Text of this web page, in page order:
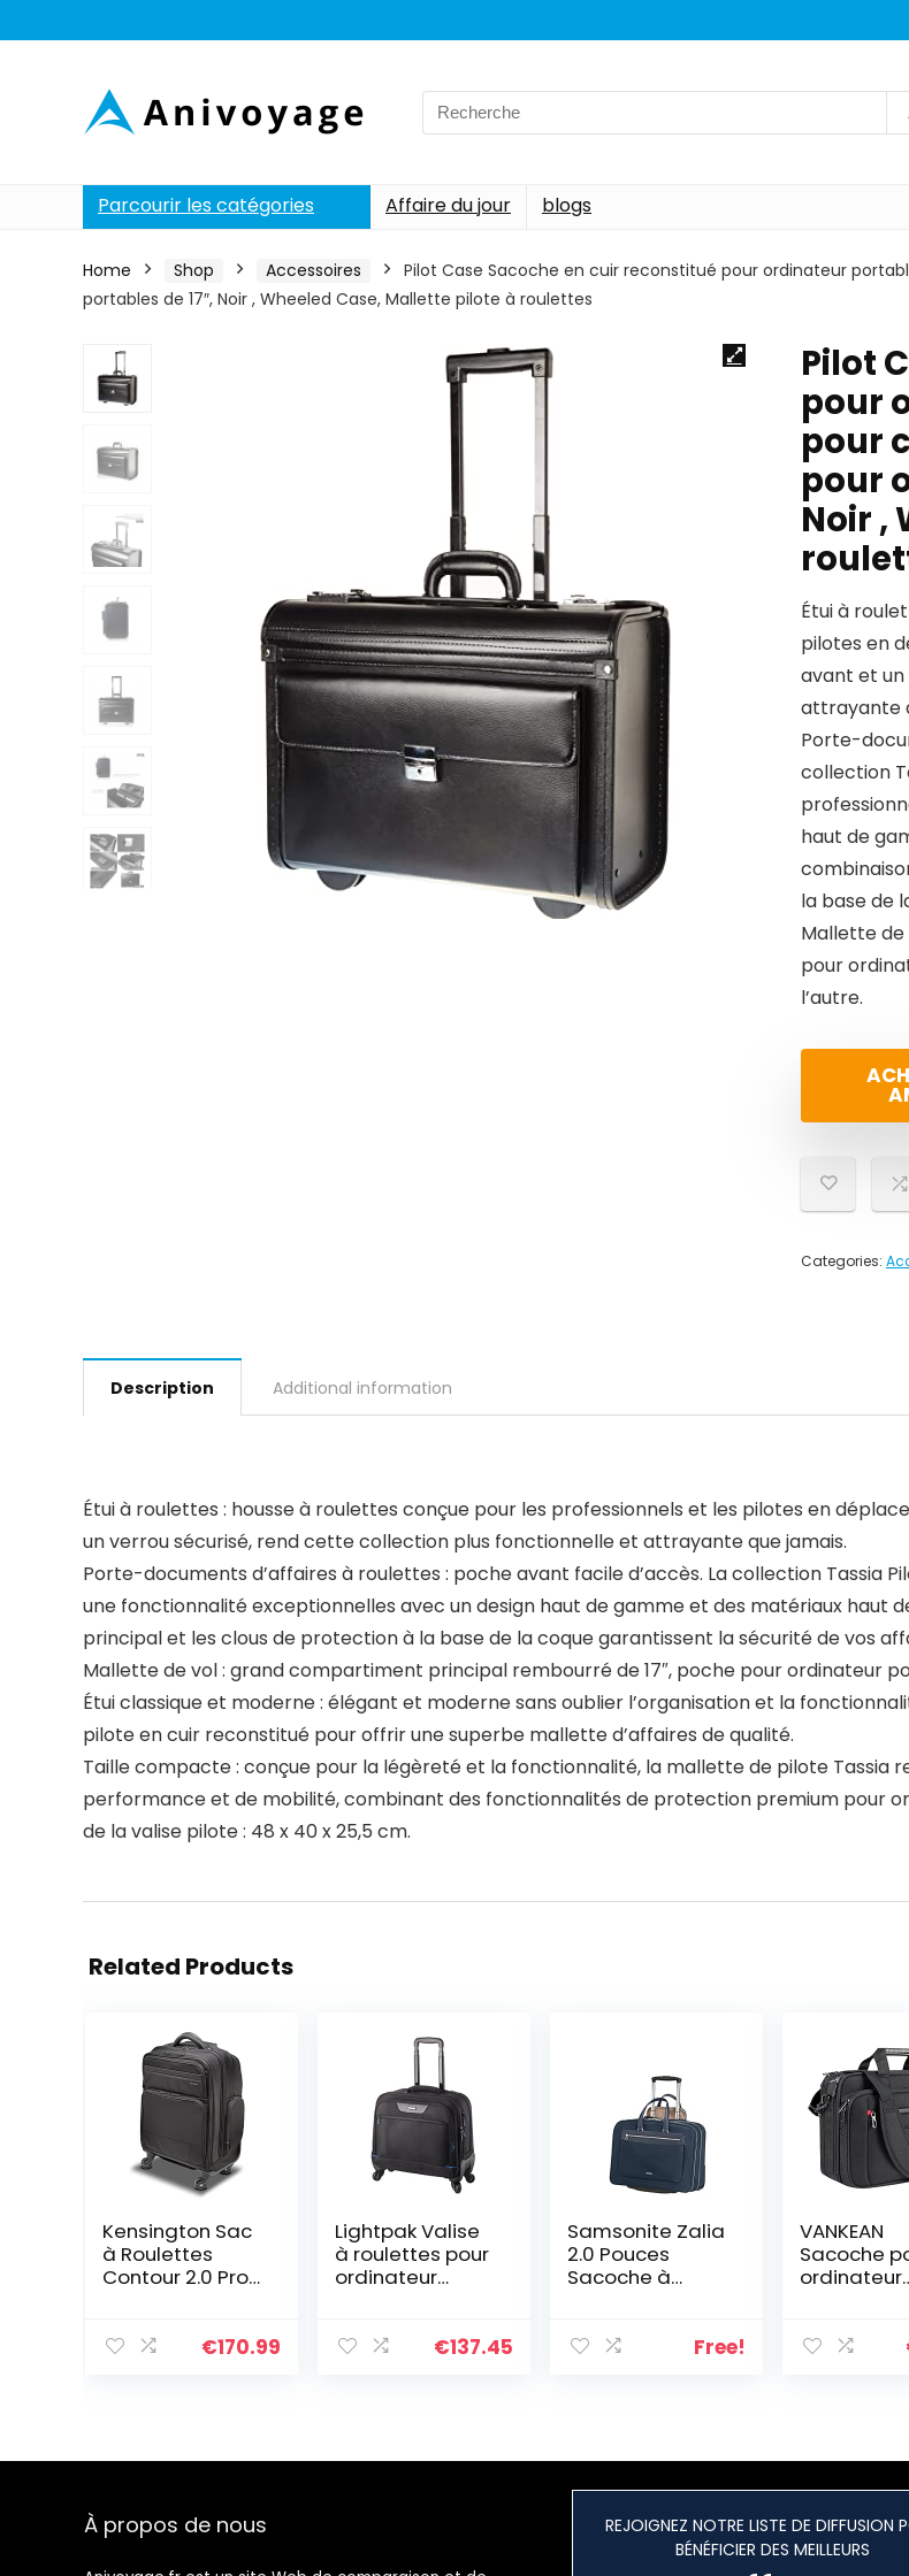
Search
for:
Parcourir les catégories Affaire du jour blogs
Home Shop Accessoires
Pilot Case Sacoche en cuir reconstitué pour ordinateur
portables de 17″, Noir , Wheeled Case, Mallette pilote à roulettes
Pilot
pour
pour
pour
Noir ,
Étui à
pilotes en
avant et
attrayante
Porte-
collection
haut de
la base de
Mallette
pour
l’autre.
Categories:
Description Additional information
Étui à roulettes : housse à roulettes conçue pour les professionnels et les pilotes en
un verrou sécurisé, rend cette collection plus fonctionnelle et attrayante que jamais.
Porte-documents d’affaires à roulettes : poche avant facile d’accès. La collection Tassia
une fonctionnalité exceptionnelles avec un design haut de gamme et des matériaux haut
principal et les clous de protection à la base de la coque garantissent la sécurité de vos
Mallette de vol : grand compartiment principal rembourré de 17″, poche pour ordinateur
Étui classique et moderne : élégant et moderne sans oublier l’organisation et la
pilote en cuir reconstitué pour offrir une superbe mallette d’affaires de qualité.
Taille compacte : conçue pour la légèreté et la fonctionnalité, la mallette de pilote Tassia
performance et de mobilité, combinant des fonctionnalités de protection premium pour
de la valise pilote : 48 x 40 x 25,5 cm.
Related Products
Kensington Sac
à Roulettes
Contour 2.0 Pro
Portable jusqu’à
(K60384WW)
€170.99
Lightpak Valise
à roulettes pour
ordinateur
€137.45
Samsonite Zalia
2.0 Pouces
Sacoche à
Portable
Free!
VANKEAN
Sacoche
ordinateur
expansible
déperlant
école, Noir
À propos de nous
REJOIGNEZ NOTRE LISTE DE DIFFUSION
BÉNÉFICIER DES MEILLEURS